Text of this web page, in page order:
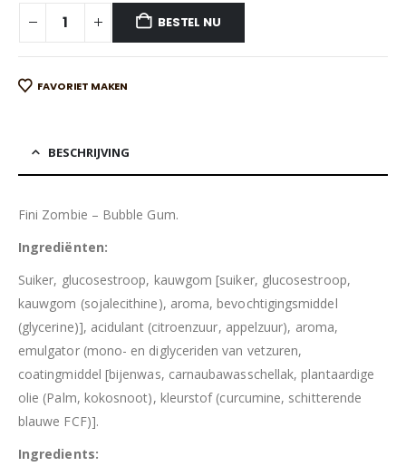
BESTEL NU
FAVORIET MAKEN
BESCHRIJVING
Fini Zombie – Bubble Gum.
Ingrediënten:
Suiker, glucosestroop, kauwgom [suiker, glucosestroop,
kauwgom (sojalecithine), aroma, bevochtigingsmiddel
(glycerine)], acidulant (citroenzuur, appelzuur), aroma,
emulgator (mono- en diglyceriden van vetzuren,
coatingmiddel [bijenwas, carnaubawasschellak, plantaardige
olie (Palm, kokosnoot), kleurstof (curcumine, schitterende
blauwe FCF)].
Ingredients: